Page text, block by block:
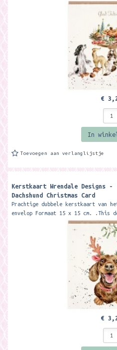
€
In
Toevoegen aan verlanglijstje
Kerstkaart Wrendale Designs
Dachshund Christmas Card ​
Prachtige dubbele kerstkaart van
envelop Formaat 15 x 15 cm. .This
€